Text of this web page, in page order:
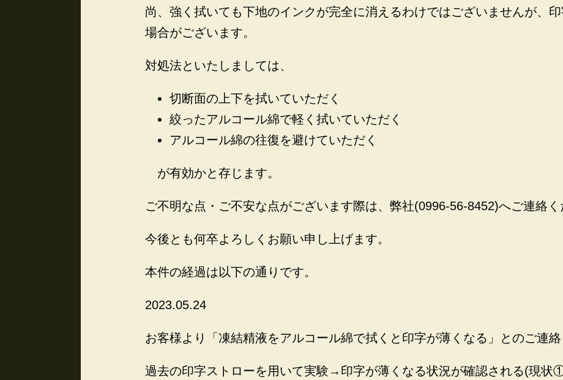
尚、強く拭いても下地のインクが完全に消えるわけではございませんが、
場合がございます。
対処法といたしましては、
切断面の上下を拭いていただく
絞ったアルコール綿で軽く拭いていただく
アルコール綿の往復を避けていただく
が有効かと存じます。
ご不明な点・ご不安な点がございます際は、弊社(0996-56-8452)へご連絡く
今後とも何卒よろしくお願い申し上げます。
本件の経過は以下の通りです。
2023.05.24
お客様より「凍結精液をアルコール綿で拭くと印字が薄くなる」とのご連絡
過去の印字ストローを用いて実験→印字が薄くなる状況が確認される(現状